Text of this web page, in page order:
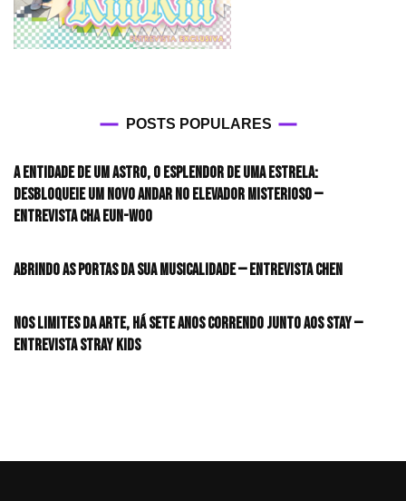
POSTS POPULARES
A entidade de um astro, o esplendor de uma estrela:
desbloqueie um novo andar no elevador misterioso —
Entrevista CHA EUN-WOO
Abrindo as portas da sua musicalidade — Entrevista CHEN
Nos limites da arte, há sete anos correndo junto aos STAY —
Entrevista Stray Kids